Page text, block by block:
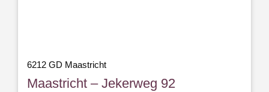
6212 GD Maastricht
Maastricht – Jekerweg 92